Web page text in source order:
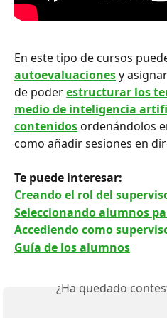
En este tipo de cursos
autoevaluacionesy
de poder estructurar los
medio de inteligencia
contenidosordenándolos
como añadir sesiones en
Te puede interesar:
Creando el rol del
Seleccionando alumnos
Accediendo como
Guía de los alumnos
¿Ha quedado